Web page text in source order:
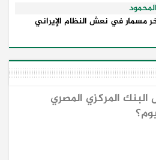
مسمار في نعش النظام الإيراني
المركزي المصري